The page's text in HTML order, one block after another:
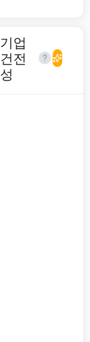
기업
건전
성